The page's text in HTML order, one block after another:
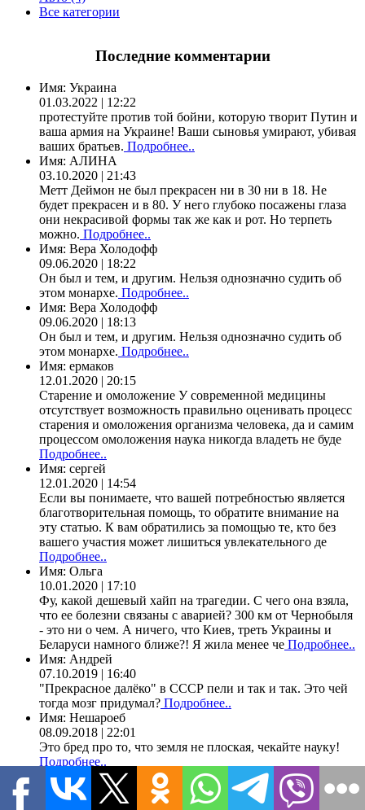
Все категории
Последние комментарии
Имя: Украина
01.03.2022 | 12:22
протестуйте против той бойни, которую творит Путин и
ваша армия на Украине! Ваши сыновья умирают, убивая
ваших братьев. Подробнее..
Имя: АЛИНА
03.10.2020 | 21:43
Метт Деймон не был прекрасен ни в 30 ни в 18. Не
будет прекрасен и в 80. У него глубоко посажены глаза
они некрасивой формы так же как и рот. Но терпеть
можно. Подробнее..
Имя: Вера Холодофф
09.06.2020 | 18:22
Он был и тем, и другим. Нельзя однозначно судить об
этом монархе. Подробнее..
Имя: Вера Холодофф
09.06.2020 | 18:13
Он был и тем, и другим. Нельзя однозначно судить об
этом монархе. Подробнее..
Имя: ермаков
12.01.2020 | 20:15
Старение и омоложение У современной медицины
отсутствует возможность правильно оценивать процесс
старения и омоложения организма человека, да и самим
процессом омоложения наука никогда владеть не буде
Подробнее..
Имя: сергей
12.01.2020 | 14:54
Если вы понимаете, что вашей потребностью является
благотворительная помощь, то обратите внимание на
эту статью. К вам обратились за помощью те, кто без
вашего участия может лишиться увлекательного де
Подробнее..
Имя: Ольга
10.01.2020 | 17:10
Фу, какой дешевый хайп на трагедии. С чего она взяла,
что ее болезни связаны с аварией? 300 км от Чернобыля
- это ни о чем. А ничего, что Киев, треть Украины и
Беларуси намного ближе?! Я жила менее че Подробнее..
Имя: Андрей
07.10.2019 | 16:40
"Прекрасное далёко" в СССР пели и так и так. Это чей
тогда мозг придумал? Подробнее..
Имя: Нешароеб
08.09.2018 | 22:01
Это бред про то, что земля не плоская, чекайте науку!
Подробнее..
Имя:zakko2009
18.05.2017 | 22:48
В.Шебзухов "Притча о двух волках" читает автор